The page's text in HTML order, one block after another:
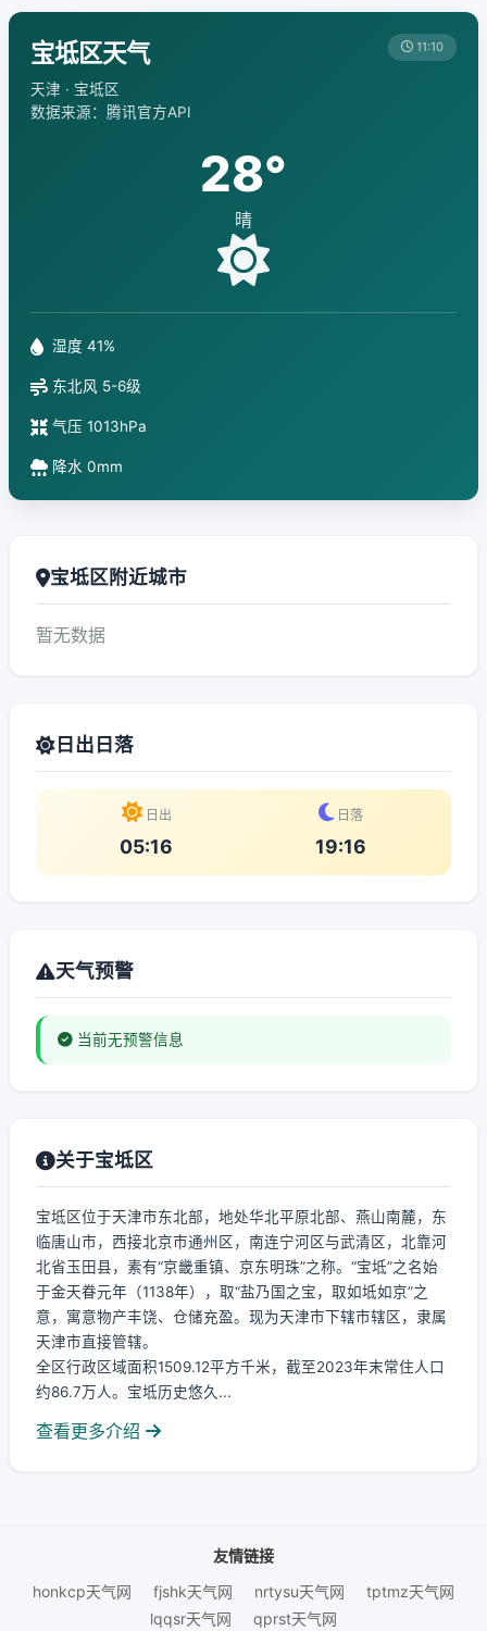
宝坻区天气
天津 · 宝坻区
数据来源：腾讯官方API
11:10
28°
晴
湿度 41%
东北风 5-6级
气压 1013hPa
降水 0mm
宝坻区附近城市
暂无数据
日出日落
日出
05:16
日落
19:16
天气预警
当前无预警信息
关于宝坻区
宝坻区位于天津市东北部，地处华北平原北部、燕山南麓，东
临唐山市，西接北京市通州区，南连宁河区与武清区，北靠河
北省玉田县，素有“京畿重镇、京东明珠”之称。“宝坻”之名始
于金天眷元年（1138年），取“盐乃国之宝，取如坻如京”之
意，寓意物产丰饶、仓储充盈。现为天津市下辖市辖区，隶属
天津市直接管辖。
全区行政区域面积1509.12平方千米，截至2023年末常住人口
约86.7万人。宝坻历史悠久...
查看更多介绍
友情链接
honkcp天气网
fjshk天气网 nrtysu天气网
tptmz天气网
lqqsr天气网
qprst天气网